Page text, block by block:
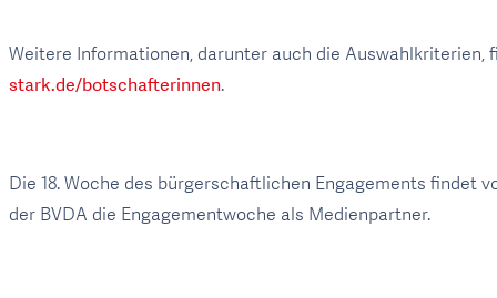
Weitere Informationen, darunter auch die Auswahlkriterien,
stark.de/botschafterinnen.
Die 18. Woche des bürgerschaftlichen Engagements findet
der BVDA die Engagementwoche als Medienpartner.